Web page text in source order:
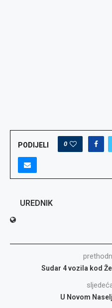
PODIJELI 0
UREDNIK
Sudar 4 vozila kod
U Novom